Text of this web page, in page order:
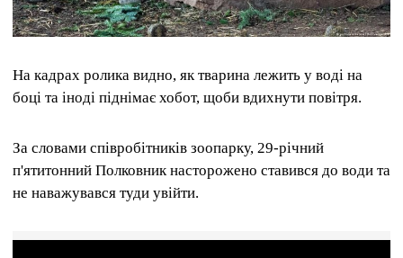
На кадрах ролика видно, як тварина лежить у воді на
боці та іноді піднімає хобот, щоби вдихнути повітря.
За словами співробітників зоопарку, 29-річний
п'ятитонний Полковник насторожено ставився до води та
не наважувався туди увійти.